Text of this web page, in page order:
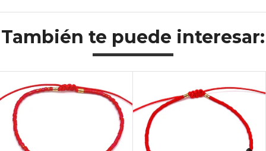
También te puede interesar: